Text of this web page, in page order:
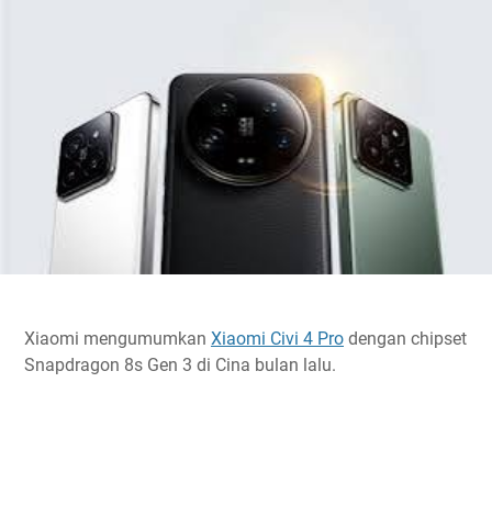
Xiaomi mengumumkan Xiaomi Civi 4 Pro dengan chipset
Snapdragon 8s Gen 3 di Cina bulan lalu.